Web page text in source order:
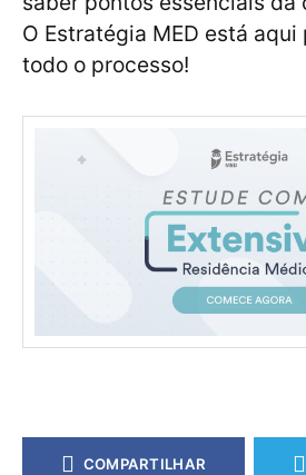
O Estratégia MED está
todo o processo!
COMPARTILHAR